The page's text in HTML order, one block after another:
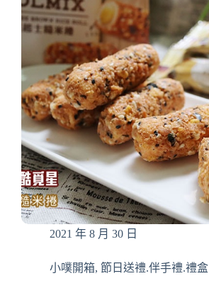
北
老
店/
超
過
200
種
古
早
味
糕
餅、
中
西
式
甜
中
秋
禮
盒
推
薦/
團
購
美
食/
醬
料
推
薦/
中
式
料/
2021 年 8 月 30 日
小噗開箱, 節日送禮.伴手禮.禮盒